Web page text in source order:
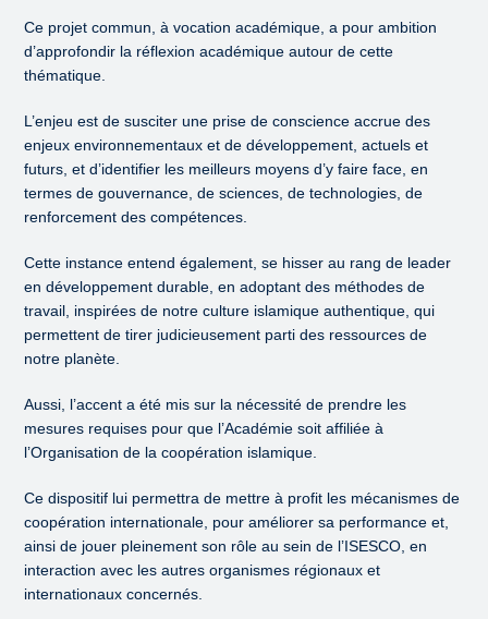
Ce projet commun, à vocation académique, a pour ambition
d’approfondir la réflexion académique autour de cette
thématique.
L’enjeu est de susciter une prise de conscience accrue des
enjeux environnementaux et de développement, actuels et
futurs, et d’identifier les meilleurs moyens d’y faire face, en
termes de gouvernance, de sciences, de technologies, de
renforcement des compétences.
Cette instance entend également, se hisser au rang de leader
en développement durable, en adoptant des méthodes de
travail, inspirées de notre culture islamique authentique, qui
permettent de tirer judicieusement parti des ressources de
notre planète.
Aussi, l’accent a été mis sur la nécessité de prendre les
mesures requises pour que l’Académie soit affiliée à
l’Organisation de la coopération islamique.
Ce dispositif lui permettra de mettre à profit les mécanismes de
coopération internationale, pour améliorer sa performance et,
ainsi de jouer pleinement son rôle au sein de l’ISESCO, en
interaction avec les autres organismes régionaux et
internationaux concernés.